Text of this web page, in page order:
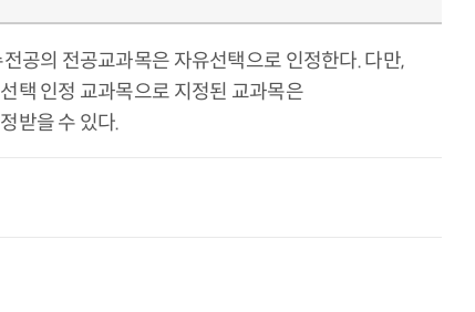
공의 전공교과목은 자유선택으로 인정한다. 다만,
택 인정 교과목으로 지정된 교과목은
받을 수 있다.